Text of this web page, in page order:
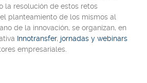
la resolución de estos retos
planteamiento de los mismos al
de la innovación, se organizan, en
Innotransfer, jornadas y webinars
empresariales.